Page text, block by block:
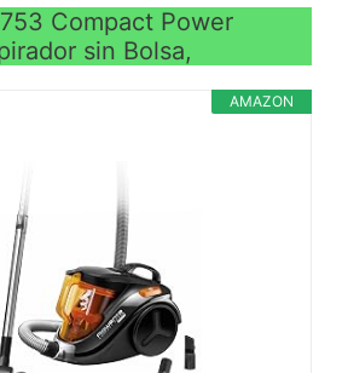
Compact Power
sin Bolsa,
AMAZON